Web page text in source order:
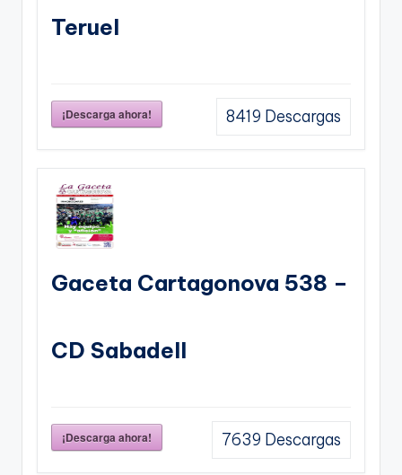
Teruel
¡Descarga ahora! 8419 Descargas
Gaceta Cartagonova 538 –
CD Sabadell
¡Descarga ahora! 7639 Descargas